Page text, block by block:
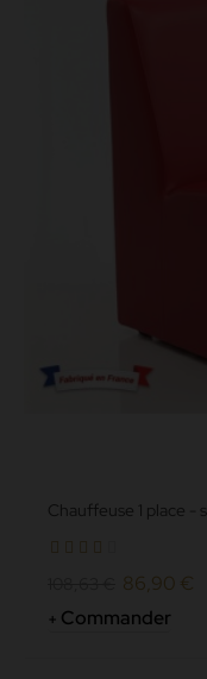
Chauffeuse 1 place
86,90 €
Commander